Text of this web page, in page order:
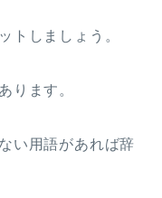
トしましょう。
ります。
い用語があれば辞